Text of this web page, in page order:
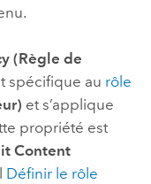
(Règle de
spécifique au rôle
et s’applique
propriété est
Content
Définir le rôle